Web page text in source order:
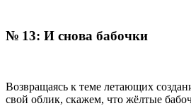
№ 13: И снова бабочки
Возвращаясь к теме летающих
свой облик, скажем, что жёлтые